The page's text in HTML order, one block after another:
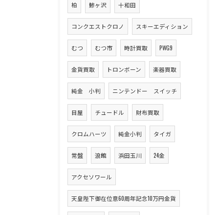
柏 鯵ヶ沢 十和田
コンクエストクロノ スキーエディション
むつ むつ市 時計買取 PWG9
金貨買取 トロンボーン 楽器買取
純金 小判 ニンテンドー スイッチ
目屋 チュードル 財布買取
クロムハーツ 純金小判 タイガ
常盤 浪館 浜田玉川 24金
アクセソワール
天皇陛下御在位意60周年記念10万円金貨